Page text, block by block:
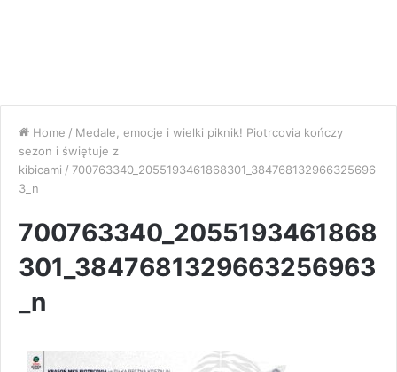
Home / Medale, emocje i wielki piknik! Piotrcovia kończy
sezon i świętuje z
kibicami / 700763340_2055193461868301_384768132966325696
3_n
700763340_2055193461868
301_3847681329663256963
_n